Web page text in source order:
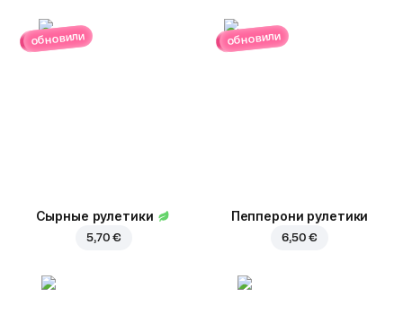
обновили
Сырные рулетики
5,70 €
обновили
Пепперони рулетики
6,50 €